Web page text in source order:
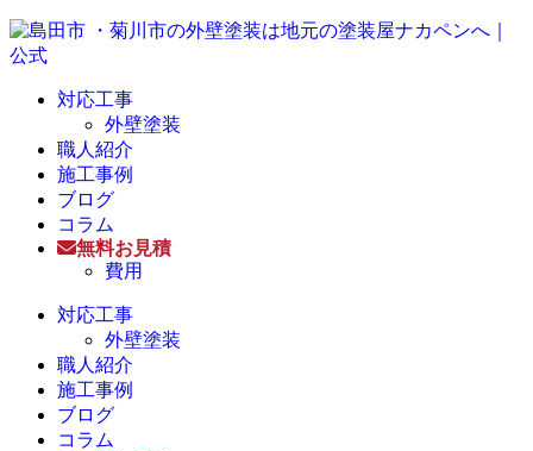
対応工事
外壁塗装
職人紹介
施工事例
ブログ
コラム
無料お見積
費用
対応工事
外壁塗装
職人紹介
施工事例
ブログ
コラム